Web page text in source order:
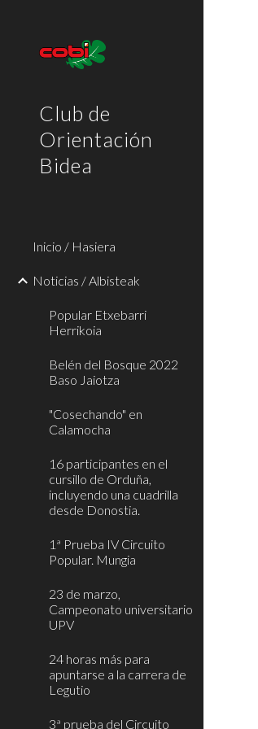
Club de
Orientación
Bidea
Inicio / Hasiera
Noticias / Albisteak
Popular Etxebarri
Herrikoia
Belén del Bosque 2022
Baso Jaiotza
"Cosechando" en
Calamocha
16 participantes en el
cursillo de Orduña,
incluyendo una cuadrilla
desde Donostia.
1ª Prueba IV Circuito
Popular. Mungia
23 de marzo,
Campeonato universitario
UPV
24 horas más para
apuntarse a la carrera de
Legutio
3ª prueba del Circuito